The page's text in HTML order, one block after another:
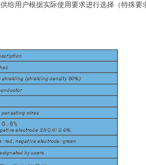
给用户根据实际使用要求进行选择（特殊要